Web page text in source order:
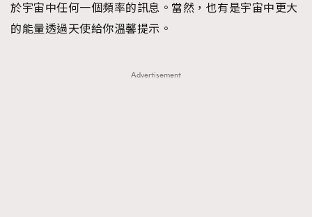
於宇宙中任何一個頻率的訊息。當然，也有是宇宙中更大
的能量透過天使給你溫馨提示。
Advertisement